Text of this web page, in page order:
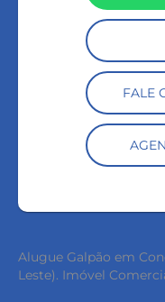
FALE
Alugue Galpão em
Leste). Imóvel